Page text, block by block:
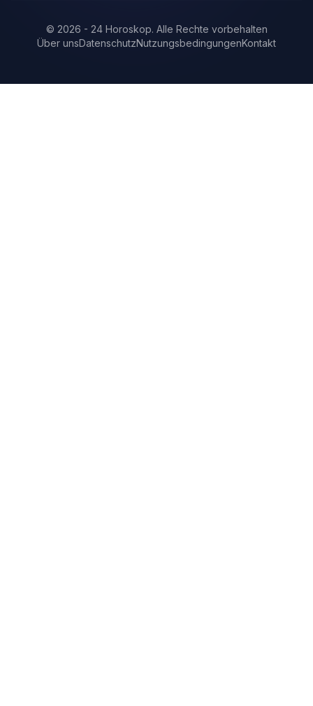
© 2026 - 24 Horoskop. Alle Rechte vorbehalten
Über unsDatenschutzNutzungsbedingungenKontakt